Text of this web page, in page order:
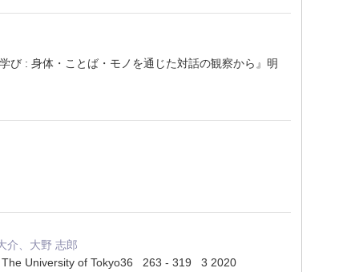
び : 身体・ことば・モノを通じた対話の観察から』明
介、大野 志郎
The University of Tokyo36 263 - 319 3 2020